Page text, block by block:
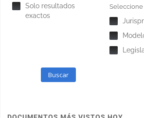
Solo resultados
exactos
Buscar